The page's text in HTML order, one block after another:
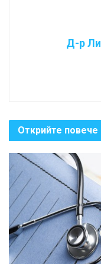
Д-р
Открийте повече